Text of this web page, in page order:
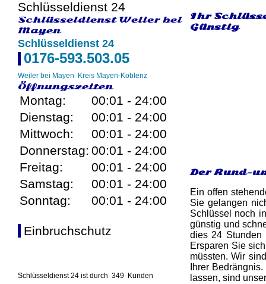
Schlüsseldienst Weiler bei
Mayen
Schlüsseldienst 24
0176-593.503.05
Weiler bei Mayen Kreis Mayen-Koblenz
Öffnungszeiten
Montag:
00:01 - 24:00
Dienstag:
00:01 - 24:00
Mittwoch:
00:01 - 24:00
Donnerstag: 00:01 - 24:00
Freitag:
00:01 - 24:00
Samstag:
00:01 - 24:00
Sonntag:
00:01 - 24:00
Einbruchschutz
Schlüsseldienst 24 ist durch 349 Kunden
Ihr
Günstig
Der Rund-
Ein offen
Sie gelangen
Schlüssel noch
günstig und
dies 24 Stunden
Ersparen Sie
müssten. Wir
Ihrer
lassen, sind